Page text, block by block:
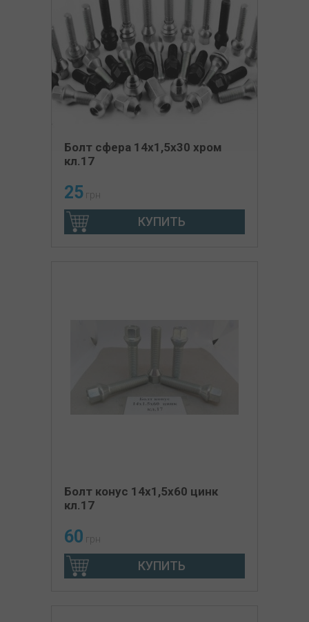
Болт сфера 14х1,5х30 хром
кл.17
25 грн
КУПИТЬ
Болт конус 14х1,5х60 цинк
кл.17
60 грн
КУПИТЬ